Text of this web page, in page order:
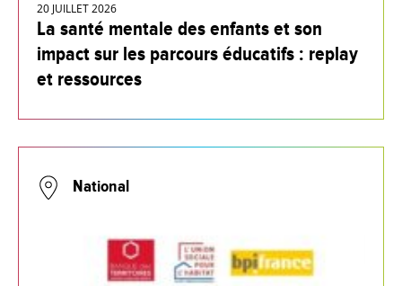
20 JUILLET 2026
La santé mentale des enfants et son
impact sur les parcours éducatifs : replay
et ressources
National